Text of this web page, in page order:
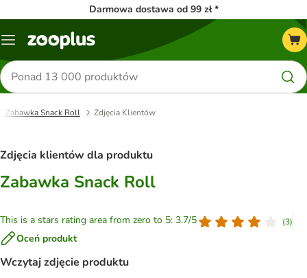
Darmowa dostawa od 99 zł *
Menu
Szukaj
produktów
Zabawka Snack Roll Zdjęcia Klientów
Zdjęcia klientów dla produktu
Zabawka Snack Roll
This is a stars rating area from zero to 5: 3.7/5 (3)
Oceń produkt
Wczytaj zdjęcie produktu